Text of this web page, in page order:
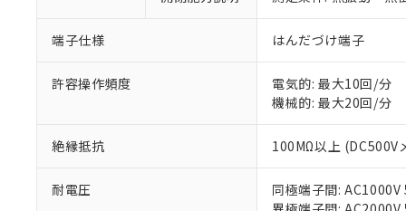
端子仕様 はんだづけ端子
許容操作頻度
電気的: 最大10回/分
機械的: 最大20回/分
絶縁抵抗 100MΩ以上 (DC500V
耐電圧
同極端子間:
ご利用条件
以下の条件をお読
本サービス
くものです。
当社制御機
在庫状況お
のであり、
い。
正式な納期
非該当品：ライセ
仕入先様の事情に
*EU RoHS指令（10物質
鉛(Pb) 1000ppm以下、
ル（DBP） 1000ppm以
※1 中国
「○」：最大均質
「×」：最大均質
「－」：未確認で
*中国RoHS10物質の基
Pb(鉛) :1000ppm、
Cr(Ⅵ)(六価クロム) :
DBP(フタル酸ジブチル
DEHP(フタル酸ビス(2-
当社は、こ
う）を輸出
当社は規制
ます。
当社は貴社
記
号
説明
○ 一定数